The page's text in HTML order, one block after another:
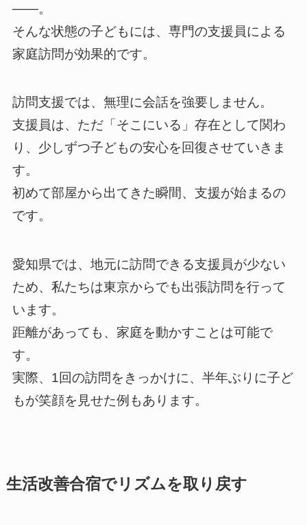
——。
そんな状態の子どもには、専門の支援員による
家庭訪問が効果的です。
訪問支援では、無理に会話を強要しません。
支援員は、ただ「そこにいる」存在として関わ
り、少しずつ子どもの安心を回復させていきま
す。
初めて部屋から出てきた瞬間、支援が始まるの
です。
愛知県では、地元に訪問できる支援員が少ない
ため、私たちは東京からでも出張訪問を行って
います。
距離があっても、家庭を動かすことは可能で
す。
実際、1回の訪問をきっかけに、半年ぶりに子ど
もが笑顔を見せた例もあります。
生活改善合宿でリズムを取り戻す